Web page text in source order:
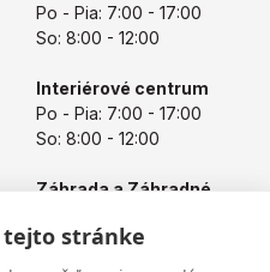
tejto stránke
Po - Pia: 7:00 - 17:00
So: 8:00 - 12:00
Interiérové centrum
Po - Pia: 7:00 - 17:00
So: 8:00 - 12:00
Záhrada a Záhradné
Po - Pia: 8:00 - 17:00
So: 8:00 - 12:00